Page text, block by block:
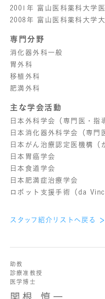
2001年 富山医科薬科大学
2008年 富山医科薬科大学
専門分野
消化器外科一般
胃外科
移植外科
肥満外科
主な学会活動
日本外科学会（専門医・指
日本消化器外科学会（専門
日本がん治療認定医機構（
日本胃癌学会
日本食道学会
日本肥満症治療学会
ロボット支援手術（da
スタッフ紹介リストへ戻る
助教
診療准教授
医学博士
関根 慎一